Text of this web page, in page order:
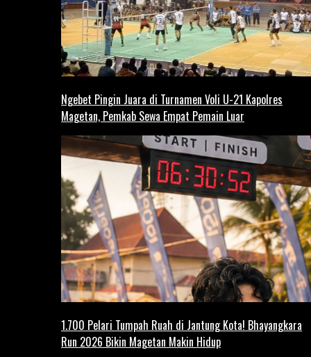
Ngebet Pingin Juara di Turnamen Voli U-21 Kapolres
Magetan, Pemkab Sewa Empat Pemain Luar
1.700 Pelari Tumpah Ruah di Jantung Kota! Bhayangkara
Run 2026 Bikin Magetan Makin Hidup